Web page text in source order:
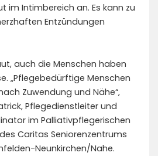
im Intimbereich an. Es kann zu
Entzündungen
auch die Menschen haben
„Pflegebedürftige Menschen
Zuwendung und Nähe“,
Pflegedienstleiter und
im Palliativpflegerischen
Caritas Seniorenzentrums
Neunkirchen/Nahe.